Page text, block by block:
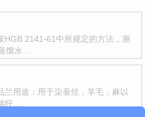
HGB 2141-61中所规定的方法，测
馏水…
兰用途：用于染蚕丝，羊毛，麻以
纤…